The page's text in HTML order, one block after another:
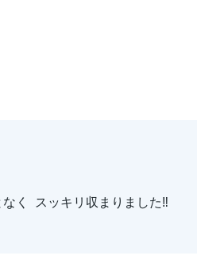
く スッキリ収まりました‼️